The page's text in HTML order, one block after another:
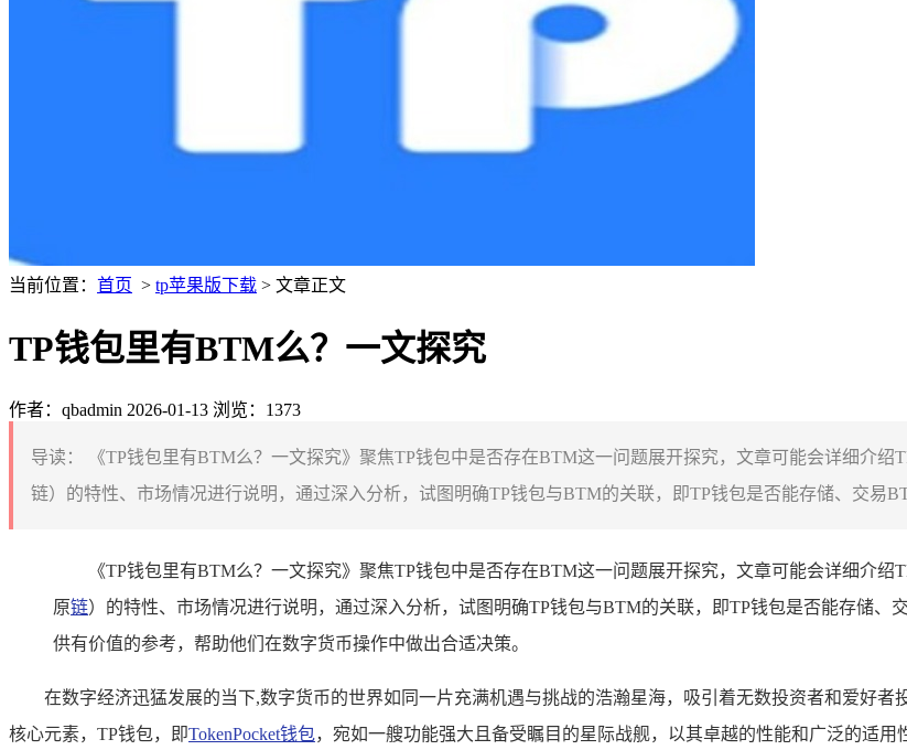
当前位置： 首页 > tp苹果版下载 > 文章正文
TP钱包里有BTM么？一文探究
作者：qbadmin 2026-01-13 浏览：1373
导读：
《TP钱包里有BTM么？一文探究》聚焦TP钱包中是否存在BTM这一问题展开探究，文章可能会详细介
链）的特性、市场情况进行说明，通过深入分析，试图明确TP钱包与BTM的关联，即TP钱包是否能存储、交易
《TP钱包里有BTM么？一文探究》聚焦TP钱包中是否存在BTM这一问题展开探究，文章可能会详细介
原链）的特性、市场情况进行说明，通过深入分析，试图明确TP钱包与BTM的关联，即TP钱包是否能存储
供有价值的参考，帮助他们在数字货币操作中做出合适决策。
在数字经济迅猛发展的当下,数字货币的世界如同一片充满机遇与挑战的浩瀚星海，吸引着无数投资者和爱好
核心元素，TP钱包，即TokenPocket钱包，宛如一艘功能强大且备受瞩目的星际战舰，以其卓越的性能和广泛的适用